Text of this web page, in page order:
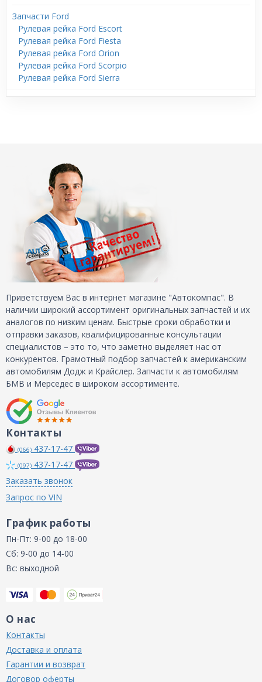
Запчасти Ford
Рулевая рейка Ford Escort
Рулевая рейка Ford Fiesta
Рулевая рейка Ford Orion
Рулевая рейка Ford Scorpio
Рулевая рейка Ford Sierra
Приветствуем Вас в интернет магазине "Автокомпас". В
наличии широкий ассортимент оригинальных запчастей и их
аналогов по низким ценам. Быстрые сроки обработки и
отправки заказов, квалифицированные консультации
специалистов – это то, что заметно выделяет нас от
конкурентов. Грамотный подбор запчастей к американским
автомобилям Додж и Крайслер. Запчасти к автомобилям
БМВ и Мерседес в широком ассортименте.
Контакты
(066) 437-17-47
(097) 437-17-47
Заказать звонок
Запрос по VIN
График работы
Пн-Пт: 9-00 до 18-00
Сб: 9-00 до 14-00
Вс: выходной
О нас
Контакты
Доставка и оплата
Гарантии и возврат
Договор оферты